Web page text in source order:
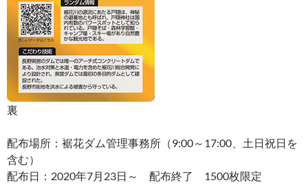
裏
配布場所：裾花ダム管理事務所（9:00～17:00、土日祝日を
含む）
配布日：2020年7月23日～ 配布終了 1500枚限定